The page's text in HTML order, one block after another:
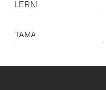
LERNI
TAMA